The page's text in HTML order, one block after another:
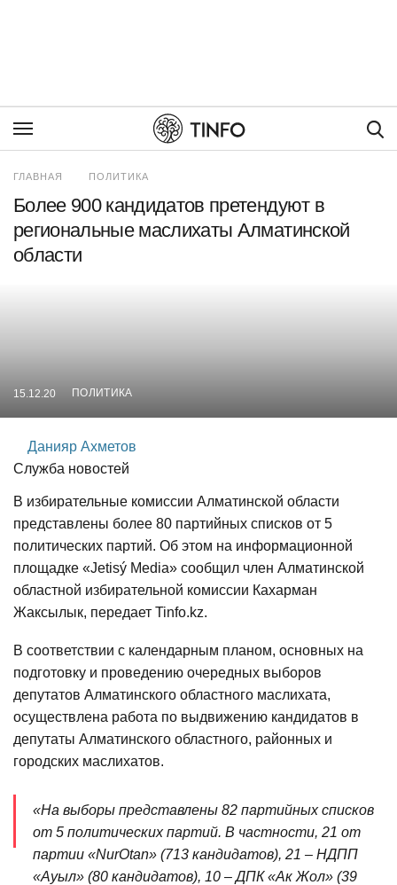
ГЛАВНАЯ ПОЛИТИКА
Более 900 кандидатов претендуют в
региональные маслихаты Алматинской
области
15.12.20 ПОЛИТИКА
Данияр Ахметов
Служба новостей
В избирательные комиссии Алматинской области
представлены более 80 партийных списков от 5
политических партий. Об этом на информационной
площадке «Jetisý Media» сообщил член Алматинской
областной избирательной комиссии Кахарман
Жаксылык, передает Tinfo.kz.
В соответствии с календарным планом, основных на
подготовку и проведению очередных выборов
депутатов Алматинского областного маслихата,
осуществлена работа по выдвижению кандидатов в
депутаты Алматинского областного, районных и
городских маслихатов.
«На выборы представлены 82 партийных списков
от 5 политических партий. В частности, 21 от
партии «NurOtan» (713 кандидатов), 21 – НДПП
«Ауыл» (80 кандидатов), 10 – ДПК «Ак Жол» (39